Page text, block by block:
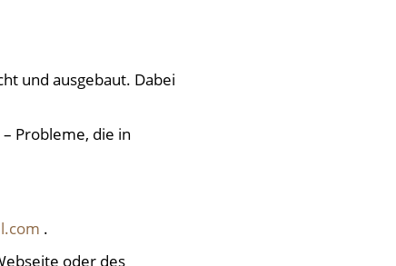
und ausgebaut. Dabei
Probleme, die in
.
oder des